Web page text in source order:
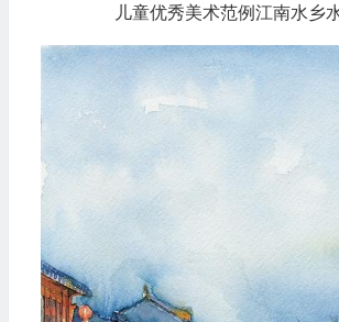
儿童优秀美术范例江南水乡